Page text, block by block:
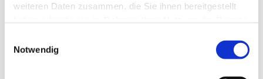
weiteren Daten zusammen, die Sie ihnen bereitgestellt
Notwendig